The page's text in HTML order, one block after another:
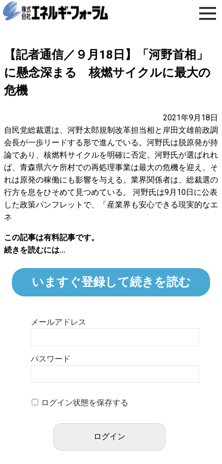
【記者通信／９月18日】「河野首相」
に懸念深まる 核燃サイクルに最大の
危機
2021年9月18日
自民党総裁選は、河野太郎規制改革担当相と岸田文雄前政調
会長が一歩リードする形で進んでいる。河野氏は脱原発が持
論であり、核燃料サイクルを明確に否定。河野氏が選ばれれ
ば、青森県六ケ所村での再処理事業は最大の危機を迎え、そ
れは原発の稼働にも影響を与える。業界関係者は、総裁選の
行方を息をひそめて見つめている。 河野氏は9月10日に公表
した政策パンフレットで、「産業界も安心できる現実的なエ
ネ
この記事は有料記事です。
続きを読むには...
いますぐ登録して続きを読む
メールアドレス
パスワード
ログイン状態を保存する